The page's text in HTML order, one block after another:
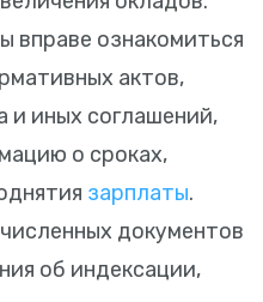
ознакомиться
актов,
и иных соглашений,
о сроках,
зарплаты.
документов
об индексации,